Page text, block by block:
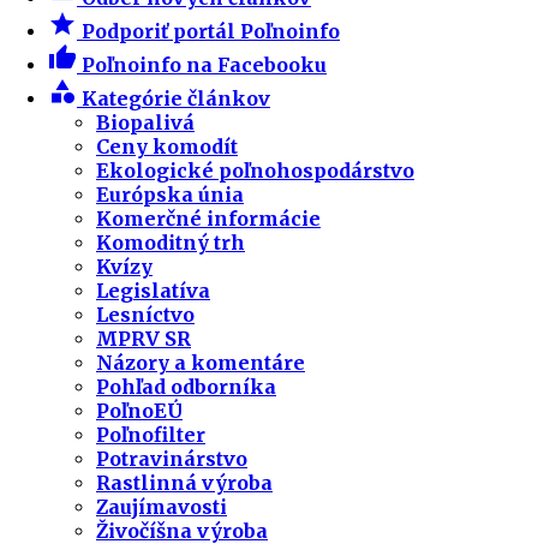
star Podporiť portál Poľnoinfo
thumb_up Poľnoinfo na Facebooku
category Kategórie článkov
Biopalivá
Ceny komodít
Ekologické poľnohospodárstvo
Európska únia
Komerčné informácie
Komoditný trh
Kvízy
Legislatíva
Lesníctvo
MPRV SR
Názory a komentáre
Pohľad odborníka
PoľnoEÚ
Poľnofilter
Potravinárstvo
Rastlinná výroba
Zaujímavosti
Živočíšna výroba